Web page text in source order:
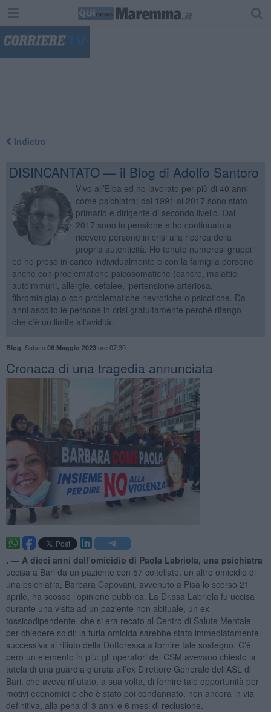
Indietro
DISINCANTATO — il Blog di Adolfo Santoro
Vivo all’Elba ed ho lavorato per più di 40 anni
come psichiatra; dal 1991 al 2017 sono stato
primario e dirigente di secondo livello. Dal
2017 sono in pensione e ho continuato a
ricevere persone in crisi alla ricerca della
propria autenticità. Ho tenuto numerosi gruppi
ed ho preso in carico individualmente e con la famiglia persone
anche con problematiche psicosomatiche (cancro, malattie
autoimmuni, allergie, cefalee, ipertensione arteriosa,
fibromialgia) o con problematiche nevrotiche o psicotiche. Da
anni ascolto le persone in crisi gratuitamente perché ritengo
che c’è un limite all’avidità.
Blog Sabato 06 Maggio 2023ore 07:30
​Cronaca di una tragedia annunciata
. — A dieci anni dall’omicidio di Paola Labriola, una psichiatra
uccisa a Bari da un paziente con 57 coltellate, un altro omicidio di
una psichiatra, Barbara Capovani, avvenuto a Pisa lo scorso 21
aprile, ha scosso l’opinione pubblica. La Dr.ssa Labriola fu uccisa
durante una visita ad un paziente non abituale, un ex-
tossicodipendente, che si era recato al Centro di Salute Mentale
per chiedere soldi; la furia omicida sarebbe stata immediatamente
successiva al rifiuto della Dottoressa a fornire tale sostegno. C’è
però un elemento in più: gli operatori del CSM avevano chiesto la
tutela di una guardia giurata all’ex Direttore Generale dell’ASL di
Bari, che aveva rifiutato, a sua volta, di fornire tale opportunità per
motivi economici e che è stato poi condannato, non ancora in via
definitiva, alla pena di 3 anni e 6 mesi di reclusione.